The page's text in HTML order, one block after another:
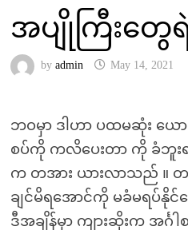
အပျိုကြီးတွေ
by admin May 14, 2021
ဘဝမှာ ဒါဟာ ပထမဆုံး ယေ
စပ်ကို ကလိပေးတာ ကို ခံဘူး
က တအား ယားလာသည် ။ တ
ချင်မိရအောင်ကို မခံမရပ်နိုင်
ဒီအချိန်မှာ ကျားဆိုးက အင်္